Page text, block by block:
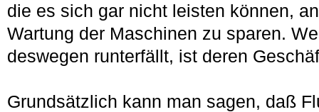
die es sich gar nicht leisten können,
Wartung der Maschinen zu sparen.
deswegen runterfällt, ist deren
Grundsätzlich kann man sagen, daß